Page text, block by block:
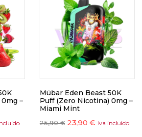
–
Mübar Eden Beast 50K
Puff (Zero Nicotina) 0mg –
Miami Mint
25,90€ 23,90 € Iva incluido